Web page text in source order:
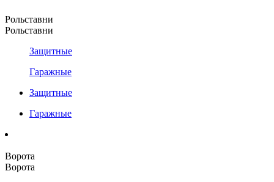
Рольставни
Рольставни
Защитные
Гаражные
Защитные
Гаражные
Ворота
Ворота